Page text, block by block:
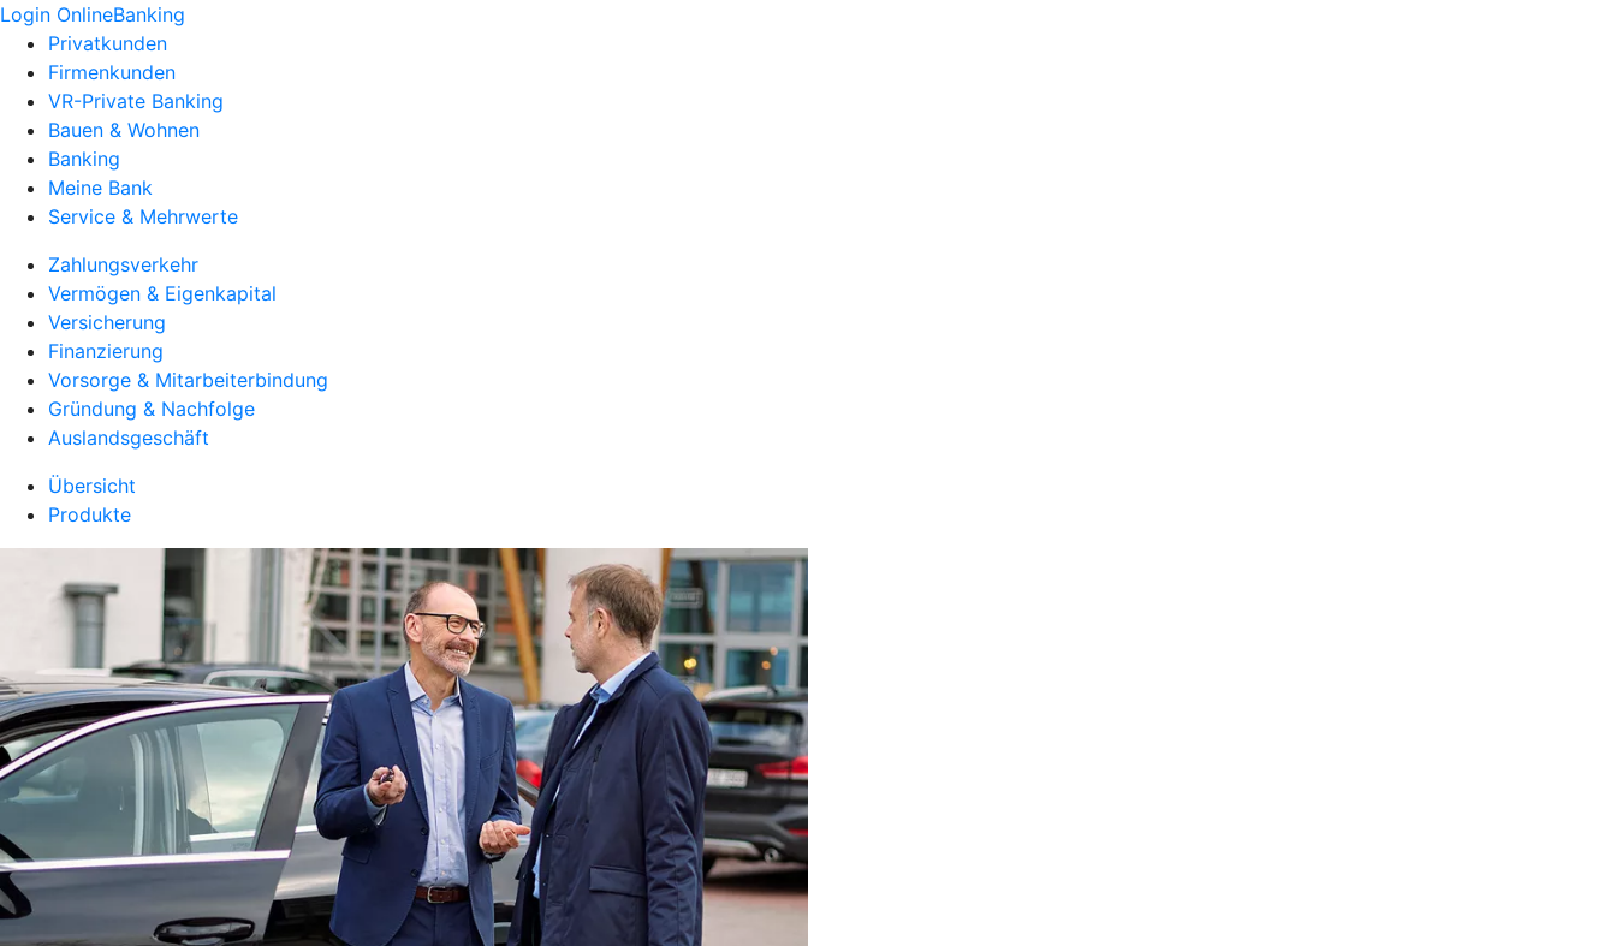
Login OnlineBanking
Privatkunden
Firmenkunden
VR-Private Banking
Bauen & Wohnen
Banking
Meine Bank
Service & Mehrwerte
Zahlungsverkehr
Vermögen & Eigenkapital
Versicherung
Finanzierung
Vorsorge & Mitarbeiterbindung
Gründung & Nachfolge
Auslandsgeschäft
Übersicht
Produkte